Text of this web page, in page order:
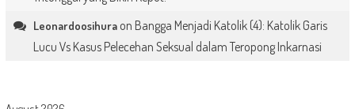
Leonardoosihuraon Bangga Menjadi Katolik (4): Katolik Garis
Lucu Vs Kasus Pelecehan Seksual dalam Teropong Inkarnasi